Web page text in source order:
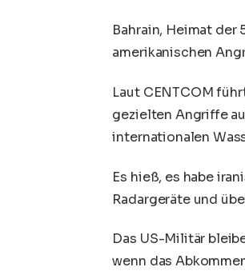
Bahrain, Heimat
amerikanischen
Laut CENTCOM
gezielten Angriffe
internationalen
Es hieß, es habe
Radargeräte und
Das US-Militär
wenn das